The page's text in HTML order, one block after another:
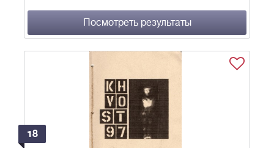
Посмотреть результаты
18